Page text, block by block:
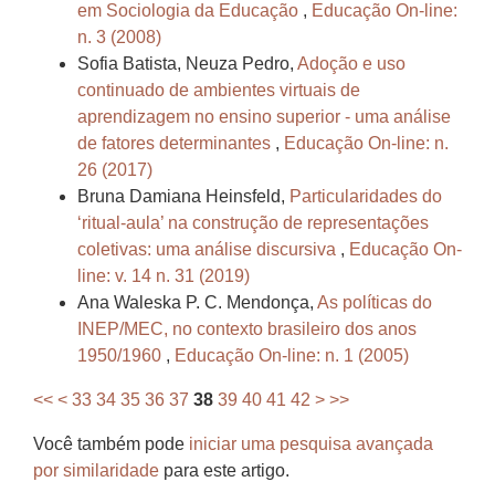
em Sociologia da Educação , Educação On-line:
n. 3 (2008)
Sofia Batista, Neuza Pedro, Adoção e uso
continuado de ambientes virtuais de
aprendizagem no ensino superior - uma análise
de fatores determinantes , Educação On-line: n.
26 (2017)
Bruna Damiana Heinsfeld, Particularidades do
‘ritual-aula’ na construção de representações
coletivas: uma análise discursiva , Educação On-
line: v. 14 n. 31 (2019)
Ana Waleska P. C. Mendonça, As políticas do
INEP/MEC, no contexto brasileiro dos anos
1950/1960 , Educação On-line: n. 1 (2005)
<< < 33 34 35 36 37 38 39 40 41 42 > >>
Você também pode iniciar uma pesquisa avançada
por similaridade para este artigo.